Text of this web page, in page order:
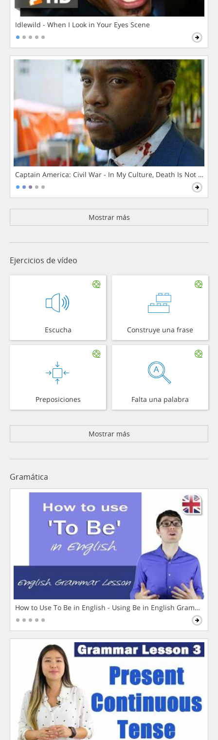
Idlewild - When I Look in Your Eyes Scene
Captain America: Civil War - In My Culture, Death Is Not The
Mostrar más
Ejercicios de vídeo
Escucha Construye una frase
Preposiciones Falta una palabra
Mostrar más
Gramática
How to Use To Be in English - Using Be in English Grammar